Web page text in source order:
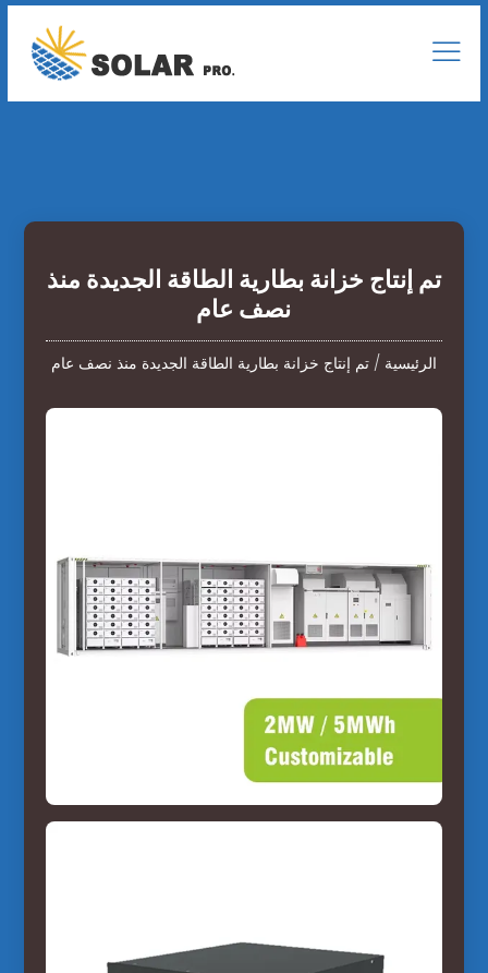
تم إنتاج خزانة بطارية الطاقة الجديدة منذ
نصف عام
الرئيسية /تم إنتاج خزانة بطارية الطاقة الجديدة منذ نصف عام